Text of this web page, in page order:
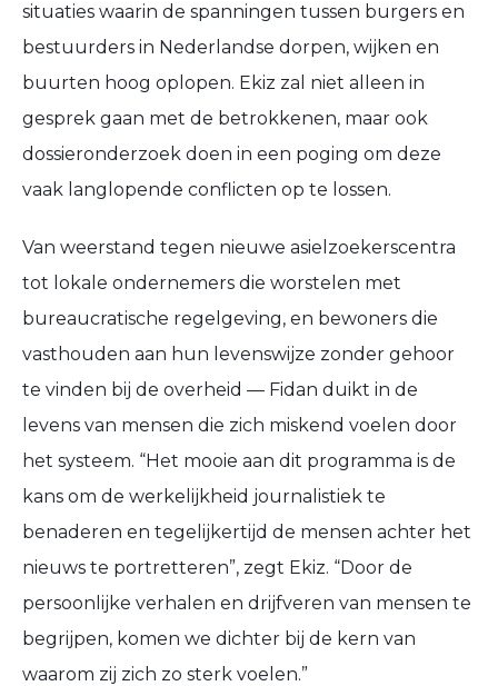
situaties waarin de spanningen tussen burgers en
bestuurders in Nederlandse dorpen, wijken en
buurten hoog oplopen. Ekiz zal niet alleen in
gesprek gaan met de betrokkenen, maar ook
dossieronderzoek doen in een poging om deze
vaak langlopende conflicten op te lossen.
Van weerstand tegen nieuwe asielzoekerscentra
tot lokale ondernemers die worstelen met
bureaucratische regelgeving, en bewoners die
vasthouden aan hun levenswijze zonder gehoor
te vinden bij de overheid — Fidan duikt in de
levens van mensen die zich miskend voelen door
het systeem. “Het mooie aan dit programma is de
kans om de werkelijkheid journalistiek te
benaderen en tegelijkertijd de mensen achter het
nieuws te portretteren”, zegt Ekiz. “Door de
persoonlijke verhalen en drijfveren van mensen te
begrijpen, komen we dichter bij de kern van
waarom zij zich zo sterk voelen.”